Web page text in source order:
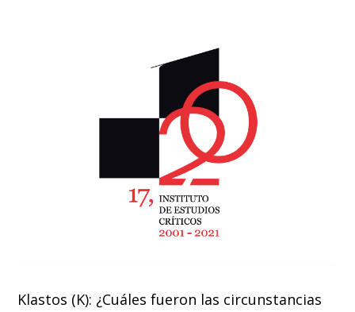
Klastos (K): ¿Cuáles fueron las circunstancias